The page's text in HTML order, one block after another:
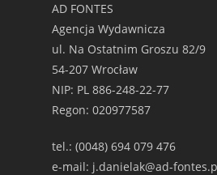
AD FONTES
Agencja Wydawnicza
ul. Na Ostatnim Groszu 82/9
54-207 Wrocław
NIP: PL 886-248-22-77
Regon: 020977587
tel.: (0048) 694 079 476
e-mail: j.danielak@ad-